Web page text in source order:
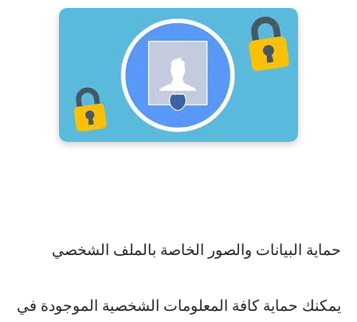
حماية البيانات والصور الخاصة بالملف الشخصي
يمكنك حماية كافة المعلومات الشخصية الموجودة في